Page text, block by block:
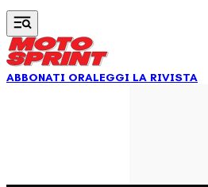
ABBONATI ORALEGGI LA RIVISTA